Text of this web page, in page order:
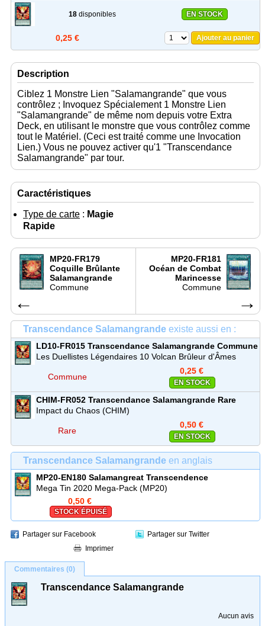
18disponibles EN STOCK
0,25 € Ajouter au panier
Description
Ciblez 1 Monstre Lien "Salamangrande" que vous
contrôlez ; Invoquez Spécialement 1 Monstre Lien
"Salamangrande" de même nom depuis votre Extra
Deck, en utilisant le monstre que vous contrôlez comme
tout le Matériel. (Ceci est traité comme une Invocation
Lien.) Vous ne pouvez activer qu'1 "Transcendance
Salamangrande" par tour.
Caractéristiques
Type de carte : Magie
Rapide
MP20-FR179
Coquille Brûlante
Salamangrande
Commune
←
MP20-FR181
Océan de Combat
Marincesse
Commune
→
Transcendance Salamangrande existe aussi en :
LD10-FR015 Transcendance Salamangrande Commune
Les Duellistes Légendaires 10 Volcan Brûleur d'Âmes
Commune
0,25 €
EN STOCK
CHIM-FR052 Transcendance Salamangrande Rare
Impact du Chaos (CHIM)
Rare
0,50 €
EN STOCK
Transcendance Salamangrande en anglais
MP20-EN180 Salamangreat Transcendence
Mega Tin 2020 Mega-Pack (MP20)
0,50 €
STOCK ÉPUISÉ
Partager sur Facebook
Partager sur Twitter
Imprimer
Commentaires (0)
Transcendance Salamangrande
Aucun avis